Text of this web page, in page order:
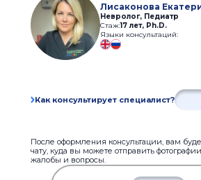
Лисаконова
Невролог, Педиатр
Стаж:17 лет, Ph.D.
Языки консультаций:
Как консультирует специалист?
После оформления консультации, вам
чату, куда вы можете отправить
жалобы и вопросы.